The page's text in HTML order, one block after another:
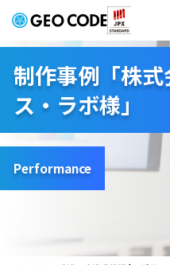
制作実績
# すべて
# BtoBサービスサイト
# 学校サイト
制作事例「株式
ス・ラボ様」
Performance